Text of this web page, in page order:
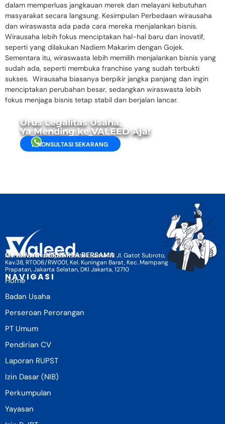
dalam memperluas jangkauan merek dan melayani kebutuhan
masyarakat secara langsung. Kesimpulan Perbedaan wirausaha
dan wiraswasta ada pada cara mereka menjalankan bisnis.
Wirausaha lebih fokus menciptakan hal-hal baru dan inovatif,
seperti yang dilakukan Nadiem Makarim dengan Gojek.
Sementara itu, wiraswasta lebih memilih menjalankan bisnis yang
sudah ada, seperti membuka franchise yang sudah terbukti
sukses. Wirausaha biasanya berpikir jangka panjang dan ingin
menciptakan perubahan besar, sedangkan wiraswasta lebih
fokus menjaga bisnis tetap stabil dan berjalan lancar.
Urus Legalitas Usaha,
Ya Mending ke VALEED Aja!
KONSULTASI SEKARANG
CV KAWAN BERKARYA BERSAMA
Menara Selatan BpJamsostek Lantai 12 Jl. Gatot Subroto,
Kav.38, RT006/RW001, Kel. Kuningan Barat, Kec. Mampang
Prapatan, Jakarta Selatan, DKI Jakarta, 12710
NAVIGASI
Home
Badan Usaha
Perseroan Perorangan
PT Umum
Pendirian CV
Laporan RUPST
Izin Dasar (NIB)
Perkumpulan
Yayasan